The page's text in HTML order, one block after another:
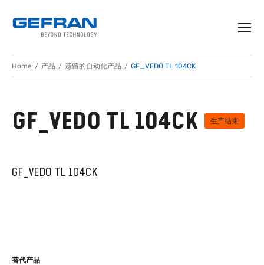
Home 产品 遗留的自动化产品 GF_VEDO TL 104CK
GF_VEDO TL 104CK 生产结束
GF_VEDO TL 104CK
替代产品